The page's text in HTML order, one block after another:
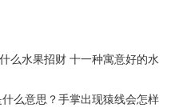
么水果招财 十一种寓意好的水
么意思？手掌出现猿线会怎样